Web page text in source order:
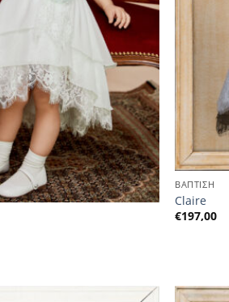
ΒΑΠΤΙΣΗ
Claire
€197,00